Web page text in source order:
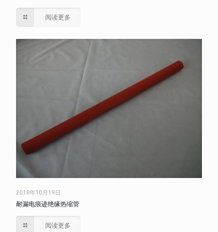
阅读更多
2018年10月19日
耐漏电痕迹绝缘热缩管
阅读更多